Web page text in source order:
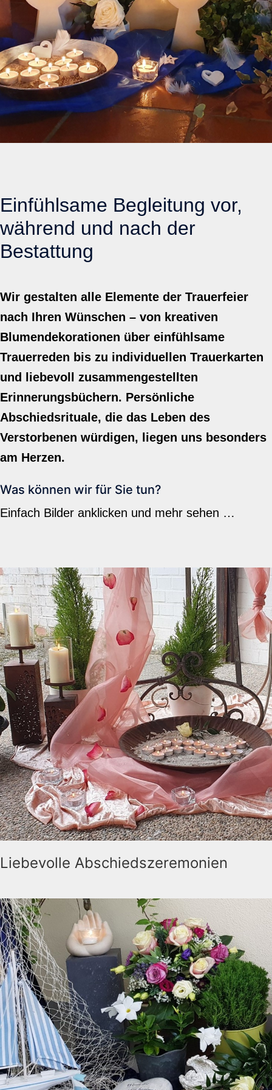
Einfühlsame Begleitung vor,
während und nach der
Bestattung
Wir gestalten alle Elemente der Trauerfeier
nach Ihren Wünschen – von kreativen
Blumendekorationen über einfühlsame
Trauerreden bis zu individuellen Trauerkarten
und liebevoll zusammengestellten
Erinnerungsbüchern. Persönliche
Abschiedsrituale, die das Leben des
Verstorbenen würdigen, liegen uns besonders
am Herzen.
Was können wir für Sie tun?
Einfach Bilder anklicken und mehr sehen …
Liebevolle Abschiedszeremonien